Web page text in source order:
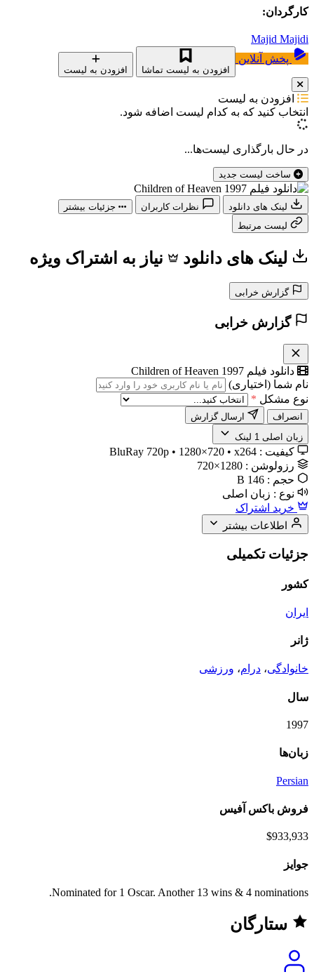
کارگردان:
Majid Majidi
پخش آنلاین
افزودن به لیست تماشا افزودن به لیست
افزودن به لیست
انتخاب کنید که به کدام لیست اضافه شود.
در حال بارگذاری لیست‌ها...
جزئیات بیشتر
لینک های دانلود نیاز به اشتراک ویژه
گزارش خرابی
گزارش خرابی
دانلود فیلم Children of Heaven 1997
نام شما (اختیاری)
نوع مشکل *
انصراف
زبان اصلی 1 لینک
کیفیت : BluRay 720p • 1280×720 • x264
رزولوشن : 1280×720
حجم : 146 B
نوع : زبان اصلی
خرید اشتراک
اطلاعات بیشتر
جزئیات تکمیلی
کشور
ایران
ژانر
خانوادگی، درام، ورزشی
سال
1997
زبان‌ها
Persian
فروش باکس آفیس
$933,933
جوایز
Nominated for 1 Oscar. Another 13 wins & 4 nominations.
ستارگان